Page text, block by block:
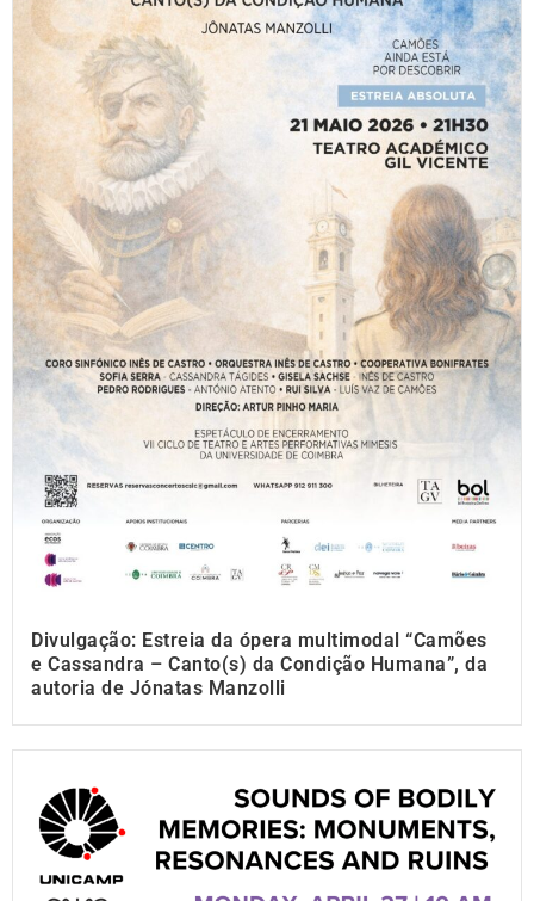
Divulgação: Estreia da ópera multimodal “Camões
e Cassandra – Canto(s) da Condição Humana”, da
autoria de Jónatas Manzolli